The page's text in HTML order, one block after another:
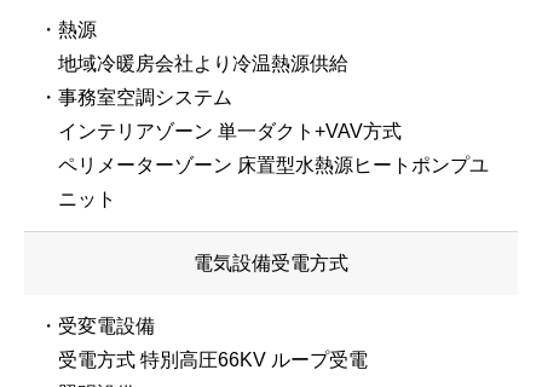
・熱源
地域冷暖房会社より冷温熱源供給
・事務室空調システム
インテリアゾーン 単一ダクト+VAV方式
ペリメーターゾーン 床置型水熱源ヒートポンプユ
ニット
電気設備受電方式
・受変電設備
受電方式 特別高圧66KV ループ受電